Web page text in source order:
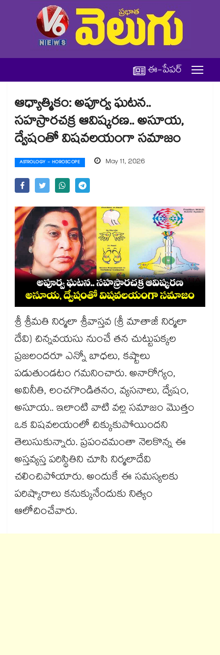
ఈ-పేపర్
ఆధ్యాత్మికం: అపూర్వ ఘటన..
సహస్రారచక్ర ఆవిష్కరణ.. అసూయ,
ద్వేషంతో విషవలయంగా సమాజం
ASTROLOGY - HOROSCOPE May 11, 2026
శ్రీ శ్రీమతి నిర్మలా శ్రీవాస్తవ (శ్రీ మాతాజీ నిర్మలా
దేవి) చిన్నవయసు నుంచే తన చుట్టుపక్కల
ప్రజలందరూ ఎన్నో బాధలు, కష్టాలు
పడుతుండటం గమనించారు. అనారోగ్యం,
అవినీతి, లంచగొండితనం, వ్యసనాలు, ద్వేషం,
అసూయ.. ఇలాంటి వాటి వల్ల సమాజం మొత్తం
ఒక విషవలయంలో చిక్కుకుపోయిందని
తెలుసుకున్నారు. ప్రపంచమంతా నెలకొన్న ఈ
అస్తవ్యస్త పరిస్థితిని చూసి నిర్మలాదేవి
చలించిపోయారు. అందుకే ఈ సమస్యలకు
పరిష్కారాలు కనుక్కునేందుకు నిత్యం
ఆలోచించేవారు.